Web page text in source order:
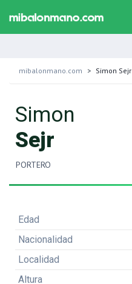
mibalonmano.com Simon Sejr
Simon
Sejr
PORTERO
Edad
Nacionalidad
Localidad
Altura